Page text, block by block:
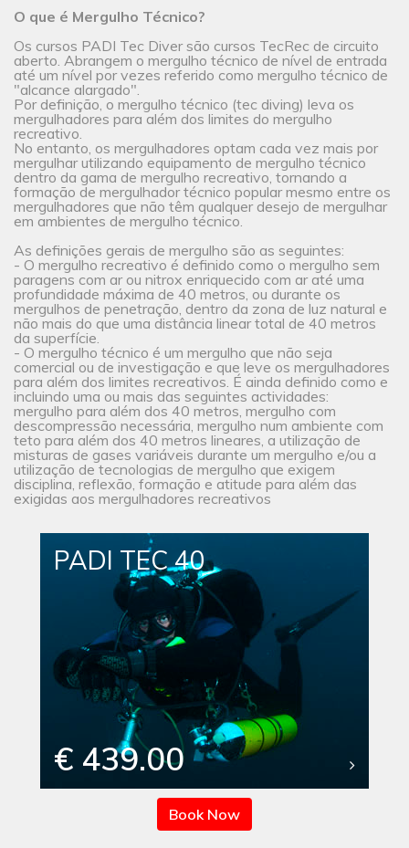
O que é Mergulho Técnico?
Os cursos PADI Tec Diver são cursos TecRec de circuito
aberto. Abrangem o mergulho técnico de nível de entrada
até um nível por vezes referido como mergulho técnico de
"alcance alargado".
Por definição, o mergulho técnico (tec diving) leva os
mergulhadores para além dos limites do mergulho
recreativo.
No entanto, os mergulhadores optam cada vez mais por
mergulhar utilizando equipamento de mergulho técnico
dentro da gama de mergulho recreativo, tornando a
formação de mergulhador técnico popular mesmo entre os
mergulhadores que não têm qualquer desejo de mergulhar
em ambientes de mergulho técnico.
As definições gerais de mergulho são as seguintes:
- O mergulho recreativo é definido como o mergulho sem
paragens com ar ou nitrox enriquecido com ar até uma
profundidade máxima de 40 metros, ou durante os
mergulhos de penetração, dentro da zona de luz natural e
não mais do que uma distância linear total de 40 metros
da superfície.
- O mergulho técnico é um mergulho que não seja
comercial ou de investigação e que leve os mergulhadores
para além dos limites recreativos. É ainda definido como e
incluindo uma ou mais das seguintes actividades:
mergulho para além dos 40 metros, mergulho com
descompressão necessária, mergulho num ambiente com
teto para além dos 40 metros lineares, a utilização de
misturas de gases variáveis durante um mergulho e/ou a
utilização de tecnologias de mergulho que exigem
disciplina, reflexão, formação e atitude para além das
exigidas aos mergulhadores recreativos
PADI TEC 40
€ 439.00
Book Now